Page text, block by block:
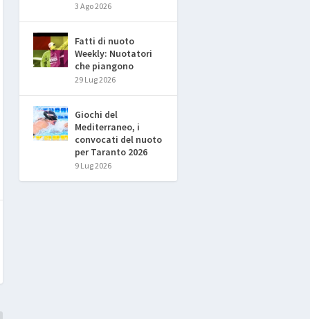
3 Ago 2026
Fatti di nuoto
Weekly: Nuotatori
che piangono
29 Lug 2026
Giochi del
Mediterraneo, i
convocati del nuoto
per Taranto 2026
9 Lug 2026